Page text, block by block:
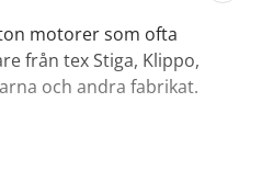
motorer som ofta
från tex Stiga, Klippo,
och andra fabrikat.